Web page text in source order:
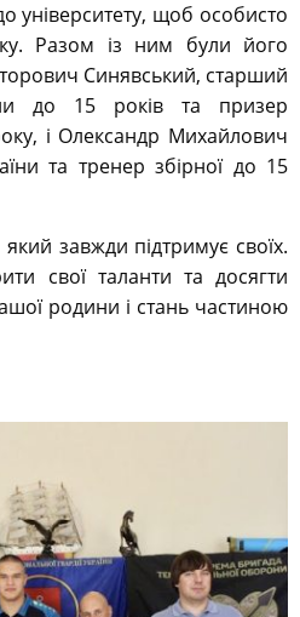
університету, щоб особисто
Разом із ним були його
Синявський, старший
до 15 років та призер
і Олександр Михайлович
та тренер збірної до 15
завжди підтримує своїх.
свої таланти та досягти
родини і стань частиною